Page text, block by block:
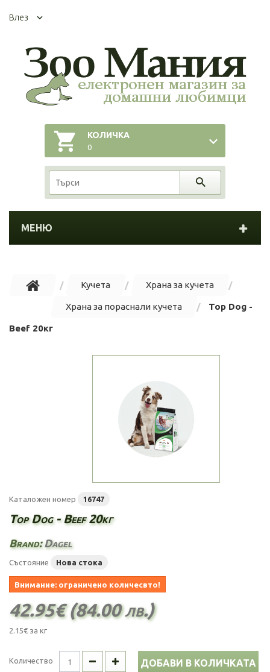
Влез
КОЛИЧКА
0
МЕНЮ
Кучета Храна за кучета
Храна за пораснали кучета Top Dog -
Beef 20кг
Каталожен номер 16747
Top Dog - Beef 20кг
Brand:Dagel
Състояние Нова стока
Внимание: ограничено количесвто!
42.95€ (84.00 лв.)
2.15€ за кг
Количество ДОБАВИ В КОЛИЧКАТА